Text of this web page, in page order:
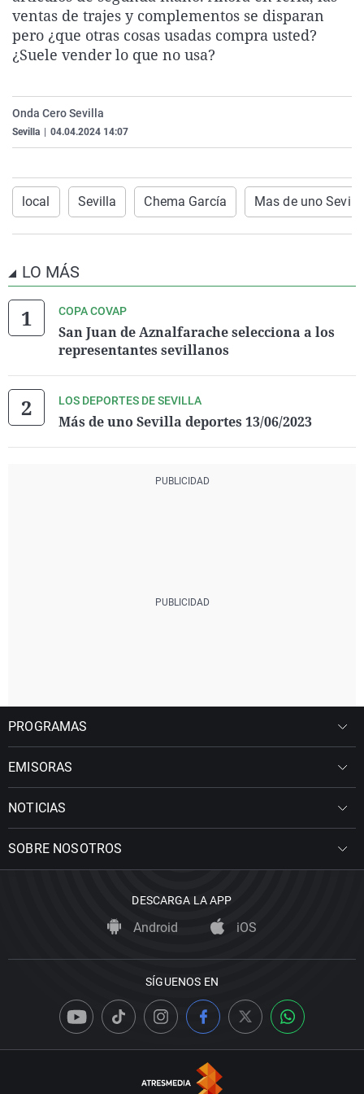
La rosa de los vientos
Gente viajera
Caso
Retornados
Operación Viuda
Extremadura
Galicia
Navarra
Virales
Televisión
ventas de trajes y complementos se disparan
pero ¿que otras cosas usadas compra usted?
¿Suele vender lo que no usa?
Onda Cero Sevilla
Sevilla 04.04.2024 14:07
local Sevilla Chema García Mas de uno
LO MÁS
COPA COVAP
San Juan de Aznalfarache selecciona a los
representantes sevillanos
LOS DEPORTES DE SEVILLA
Más de uno Sevilla deportes 13/06/2023
PROGRAMAS
EMISORAS
NOTICIAS
SOBRE NOSOTROS
DESCARGA LA APP
Android iOS
SÍGUENOS EN